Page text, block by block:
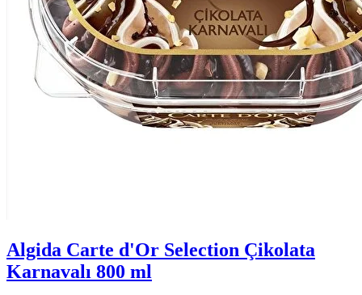
Algida Carte d'Or Selection Çikolata
Karnavalı 800 ml